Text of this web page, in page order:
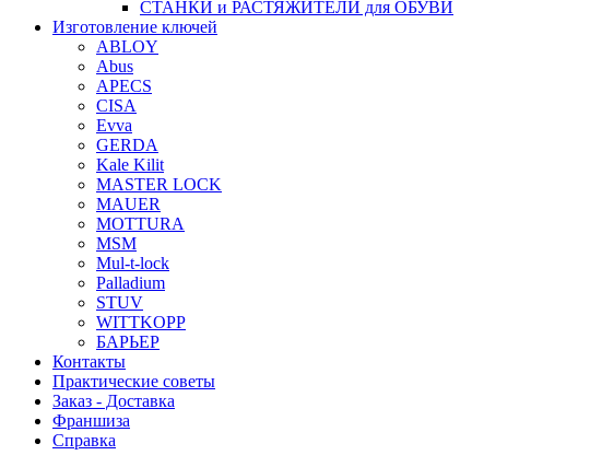
СТАНКИ и РАСТЯЖИТЕЛИ для ОБУВИ
Изготовление ключей
ABLOY
Abus
APECS
CISA
Evva
GERDA
Kale Kilit
MASTER LOCK
MAUER
MOTTURA
MSM
Mul-t-lock
Palladium
STUV
WITTKOPP
БАРЬЕР
Контакты
Практические советы
Заказ - Доставка
Франшиза
Справка